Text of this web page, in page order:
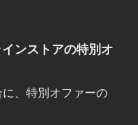
ンストアの特別オ
、特別オファーの